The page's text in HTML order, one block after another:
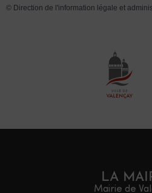
© Direction de l'information légale et
LA
Mairie de